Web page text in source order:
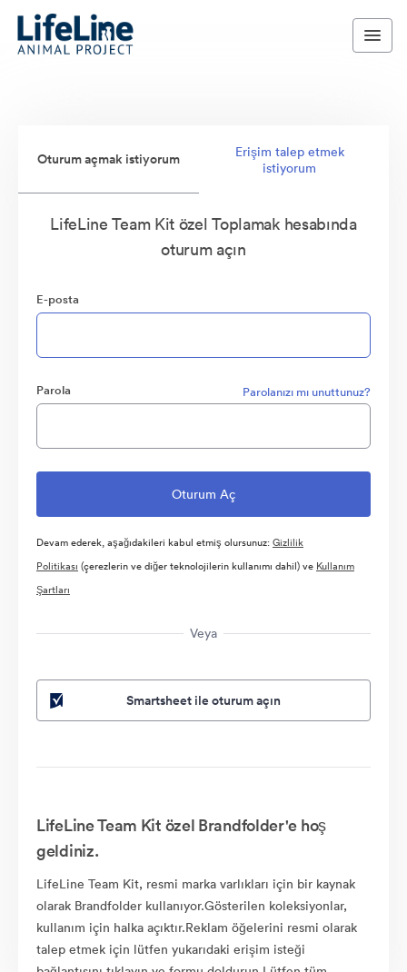
Oturum açmak istiyorum
Erişim talep etmek
istiyorum
LifeLine Team Kit özel Toplamak hesabında
oturum açın
E-posta
Parola Parolanızı mı unuttunuz?
Devam ederek, aşağıdakileri kabul etmiş olursunuz:Gizlilik
Politikası (çerezlerin ve diğer teknolojilerin kullanımı dahil) ve Kullanım
Şartları
Veya
Smartsheet ile oturum açın
LifeLine Team Kit özel Brandfolder'e hoş
geldiniz.
LifeLine Team Kit, resmi marka varlıkları için bir kaynak
olarak Brandfolder kullanıyor.Gösterilen koleksiyonlar,
kullanım için halka açıktır.Reklam öğelerini resmi olarak
talep etmek için lütfen yukarıdaki erişim isteği